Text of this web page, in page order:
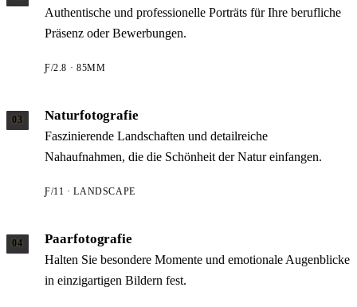
Authentische und professionelle Porträts für Ihre berufliche
Präsenz oder Bewerbungen.
Ƒ/2.8 · 85MM
03 Naturfotografie
Faszinierende Landschaften und detailreiche
Nahaufnahmen, die die Schönheit der Natur einfangen.
Ƒ/11 · LANDSCAPE
04 Paarfotografie
Halten Sie besondere Momente und emotionale Augenblicke
in einzigartigen Bildern fest.